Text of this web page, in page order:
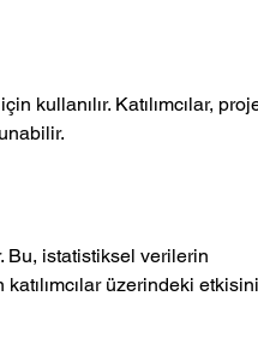
kullanılır. Katılımcılar,
Bu, istatistiksel verilerin
üzerindeki etkisini